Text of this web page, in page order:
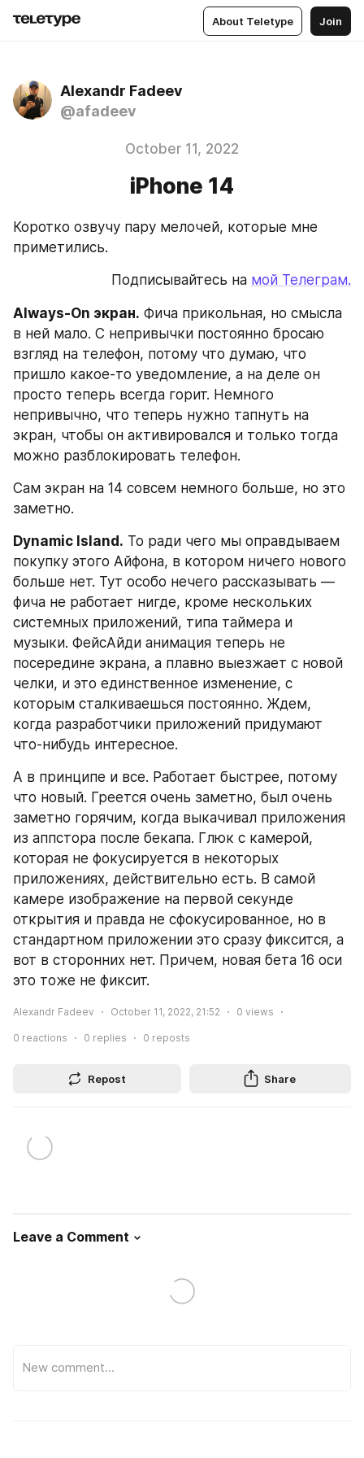
About Teletype Join
Alexandr Fadeev
@afadeev
October 11, 2022
iPhone 14
Коротко озвучу пару мелочей, которые мне
приметились.
Подписывайтесь на мой Телеграм.
Always-On экран. Фича прикольная, но смысла
в ней мало. С непривычки постоянно бросаю
взгляд на телефон, потому что думаю, что
пришло какое-то уведомление, а на деле он
просто теперь всегда горит. Немного
непривычно, что теперь нужно тапнуть на
экран, чтобы он активировался и только тогда
можно разблокировать телефон.
Сам экран на 14 совсем немного больше, но это
заметно.
Dynamic Island. То ради чего мы оправдываем
покупку этого Айфона, в котором ничего нового
больше нет. Тут особо нечего рассказывать —
фича не работает нигде, кроме нескольких
системных приложений, типа таймера и
музыки. ФейсАйди анимация теперь не
посередине экрана, а плавно выезжает с новой
челки, и это единственное изменение, с
которым сталкиваешься постоянно. Ждем,
когда разработчики приложений придумают
что-нибудь интересное.
А в принципе и все. Работает быстрее, потому
что новый. Греется очень заметно, был очень
заметно горячим, когда выкачивал приложения
из аппстора после бекапа. Глюк с камерой,
которая не фокусируется в некоторых
приложениях, действительно есть. В самой
камере изображение на первой секунде
открытия и правда не сфокусированное, но в
стандартном приложении это сразу фиксится, а
вот в сторонних нет. Причем, новая бета 16 оси
это тоже не фиксит.
Alexandr Fadeev October 11, 2022, 21:52 0 views
0 reactions 0 replies 0 reposts
Repost Share
Leave a Comment